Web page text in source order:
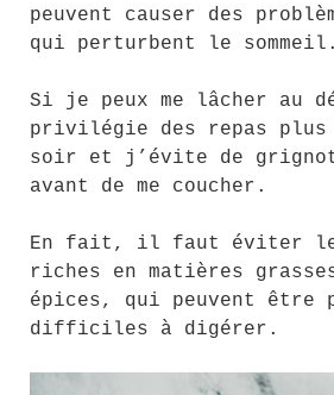
peuvent causer des
qui perturbent le sommeil.
Si je peux me lâcher au
privilégie des repas
soir et j’évite de
avant de me coucher.
En fait, il faut éviter
riches en matières
épices, qui peuvent être
difficiles à digérer.